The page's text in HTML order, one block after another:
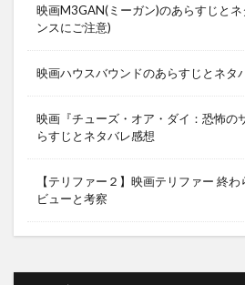
映画M3GAN(ミーガン)のあらすじと
ンスにご注意)
映画ハウスバウンドのあらすじとネタ
映画『チューズ・オア・ダイ：恐怖の
らすじとネタバレ感想
【テリファー２】映画テリファー 終
ビューと考察